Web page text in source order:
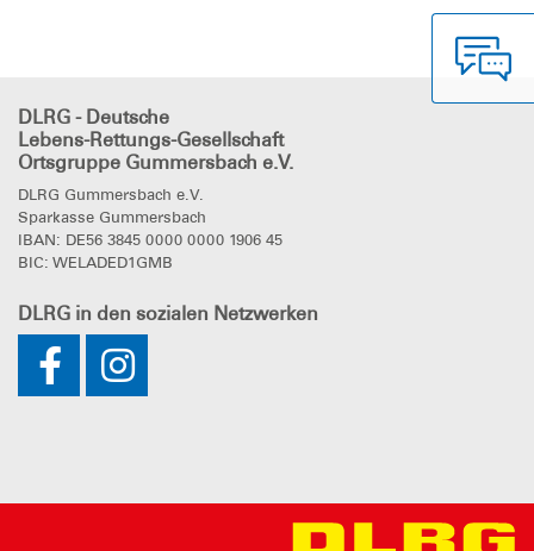
DLRG - Deutsche
Lebens-Rettungs-Gesellschaft
Ortsgruppe Gummersbach e.V.
DLRG Gummersbach e.V.
Sparkasse Gummersbach
IBAN: DE56 3845 0000 0000 1906 45
BIC: WELADED1GMB
DLRG in den sozialen Netzwerken